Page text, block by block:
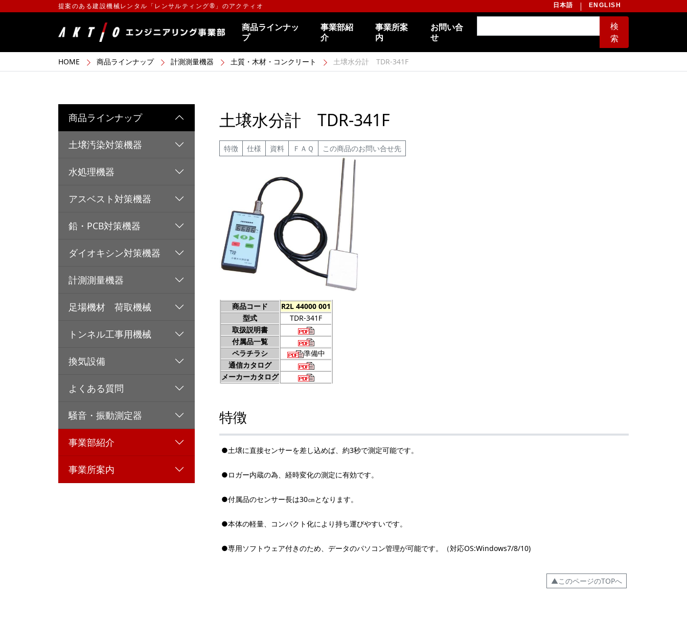
提案のある建設機械レンタル「レンサルティング®」のアクティオ 日本語 ENGLISH
商品ラインナッ
プ
事業部紹
介
事業所案
内
お問い合
せ
検
索
HOME 商品ラインナップ 計測測量機器 土質・木材・コンクリート 土壌水分計 TDR-341F
土壌水分計 TDR-341F
特徴 仕様 資料 ＦＡＱ この商品のお問い合せ先
商品コード
R2L 44000 001
型式
TDR-341F
取扱説明書
付属品一覧
ペラチラシ
準備中
通信カタログ
メーカーカタログ
特徴
●土壌に直接センサーを差し込めば、約3秒で測定可能です。
●ロガー内蔵の為、経時変化の測定に有効です。
●付属品のセンサー長は30㎝となります。
●本体の軽量、コンパクト化により持ち運びやすいです。
●専用ソフトウェア付きのため、データのパソコン管理が可能です。（対応OS:Windows7/8/10)
▲このページのTOPへ
商品ラインナップ
土壌汚染対策機器
水処理機器
アスベスト対策機器
鉛・PCB対策機器
ダイオキシン対策機器
計測測量機器
足場機材 荷取機械
トンネル工事用機械
換気設備
よくある質問
騒音・振動測定器
事業部紹介
事業所案内